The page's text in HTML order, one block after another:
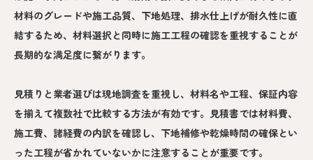
材料のグレードや施工品質、下地処理、排水仕上げが耐久性に直
結するため、材料選択と同時に施工工程の確認を重視することが
長期的な満足度に繋がります。
見積りと業者選びは現地調査を重視し、材料名や工程、保証内容
を揃えて複数社で比較する方法が有効です。見積書では材料費、
施工費、諸経費の内訳を確認し、下地補修や乾燥時間の確保とい
った工程が省かれていないかに注意することが重要です。